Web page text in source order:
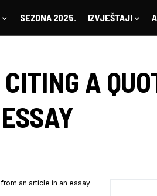
SEZONA 2025. IZVJEŠTAJI
CITING A
an article in an essay